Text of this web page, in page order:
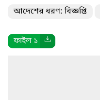
আদেশের ধরণ: বিজ্ঞপ্তি
ফাইল ১